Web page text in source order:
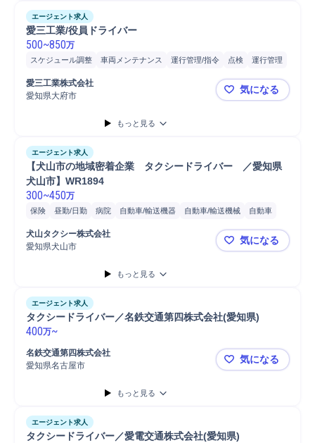
エージェント求人
愛三工業/役員ドライバー
500~850万
スケジュール調整 車両メンテナンス 運行管理/指令 点検
運行管理
送迎
洗車 運行管理者
トラック運行管理
自動車/輸送機械
愛三工業株式会社
愛知県大府市
愛三工業/役
気になる
もっと見る
エージェント求人
【犬山市の地域密着企業　タクシードライバー　／愛知県
犬山市】WR1894
300~450万
保険 昼勤/日勤 病院 自動車/輸送機器 自動車/輸送機械
自動車
普通自動車
犬山タクシー株式会社
愛知県犬山市
【犬山市の
気になる
もっと見る
エージェント求人
タクシードライバー／名鉄交通第四株式会社(愛知県)
400万~
名鉄交通第四株式会社
愛知県名古屋市
タクシード
気になる
もっと見る
エージェント求人
タクシードライバー／愛電交通株式会社(愛知県)